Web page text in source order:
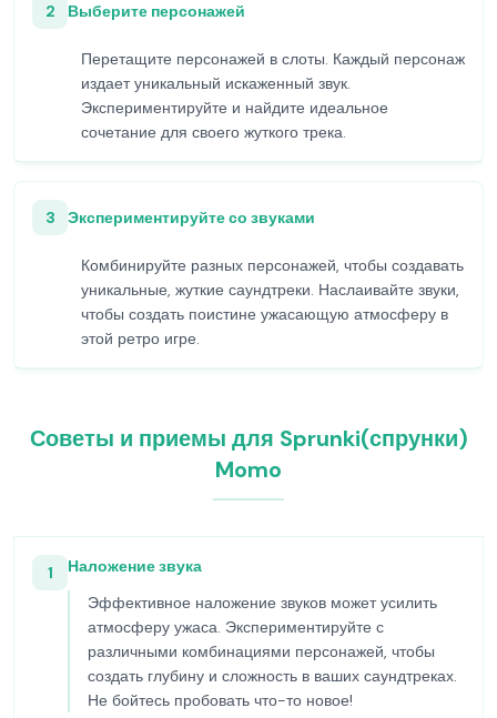
2 Выберите персонажей
Перетащите персонажей в слоты. Каждый персонаж
издает уникальный искаженный звук.
Экспериментируйте и найдите идеальное
сочетание для своего жуткого трека.
3 Экспериментируйте со звуками
Комбинируйте разных персонажей, чтобы создавать
уникальные, жуткие саундтреки. Наслаивайте звуки,
чтобы создать поистине ужасающую атмосферу в
этой ретро игре.
Советы и приемы для Sprunki(спрунки)
Momo
1
Наложение звука
Эффективное наложение звуков может усилить
атмосферу ужаса. Экспериментируйте с
различными комбинациями персонажей, чтобы
создать глубину и сложность в ваших саундтреках.
Не бойтесь пробовать что-то новое!